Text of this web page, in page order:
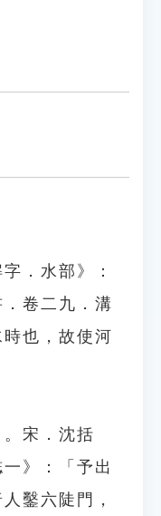
．水部》：
．卷二九．溝
也，故使河
宋．沈括
》：「予出
鑿六陡門，